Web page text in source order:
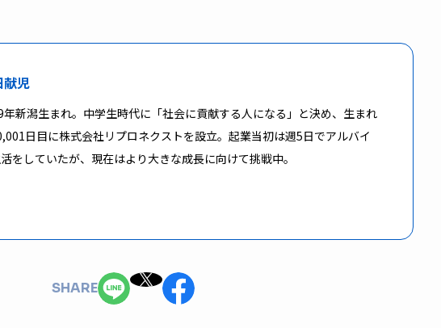
献児
年新潟生まれ。中学生時代に「社会に貢献する人になる」と決め、生まれ
日目に株式会社リプロネクストを設立。起業当初は週5日でアルバイ
活をしていたが、現在はより大きな成長に向けて挑戦中。
SHARE